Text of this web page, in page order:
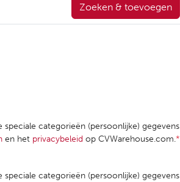
Zoeken & toevoegen
categorieën (persoonlijke) gegevens
en het privacybeleid op CVWarehouse.com.*
categorieën (persoonlijke) gegevens